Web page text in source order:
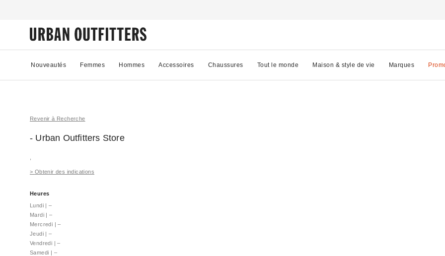
Nouveautés Femmes Hommes Accessoires Chaussures Tout le monde Maison & style de vie Marques
Revenir à Recherche
- Urban Outfitters Store
> Obtenir des indications
Heures
Lundi | –
Mardi | –
Mercredi | –
Jeudi | –
Vendredi | –
Samedi | –